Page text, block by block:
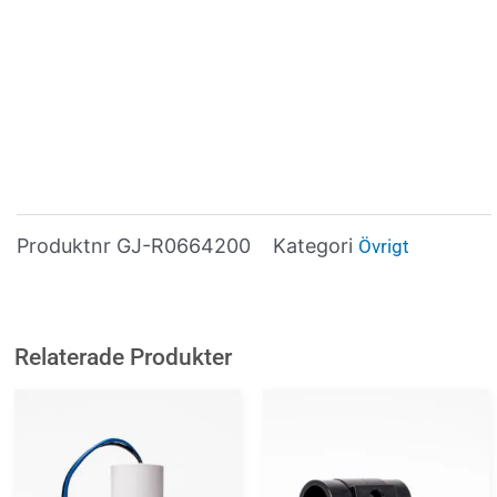
Produktnr GJ-R0664200 Kategori Övrigt
Relaterade Produkter